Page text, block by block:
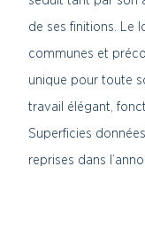
de ses finitions. Le
communes et
unique pour toute
travail élégant,
Superficies
reprises dans